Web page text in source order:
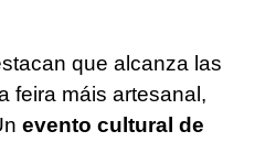
que alcanza las
feira máis artesanal,
evento cultural de